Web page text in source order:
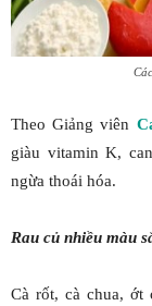
Theo Giảng viên
giàu vitamin K,
ngừa thoái hóa.
Rau củ nhiều màu
Cà rốt, cà chua, ớt